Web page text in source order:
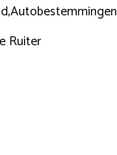
Autobestemmingen
Ruiter